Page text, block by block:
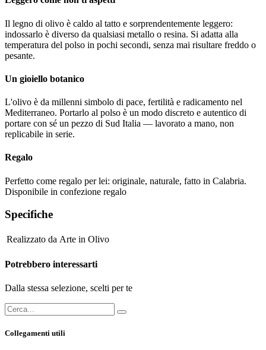
Il legno di olivo è caldo al tatto e sorprendentemente leggero:
indossarlo è diverso da qualsiasi metallo o resina. Si adatta alla
temperatura del polso in pochi secondi, senza mai risultare freddo o
pesante.
Un gioiello botanico
L'olivo è da millenni simbolo di pace, fertilità e radicamento nel
Mediterraneo. Portarlo al polso è un modo discreto e autentico di
portare con sé un pezzo di Sud Italia — lavorato a mano, non
replicabile in serie.
Regalo
Perfetto come regalo per lei: originale, naturale, fatto in Calabria.
Disponibile in confezione regalo
Specifiche
Realizzato da Arte in Olivo
Potrebbero interessarti
Dalla stessa selezione, scelti per te
Collegamenti utili